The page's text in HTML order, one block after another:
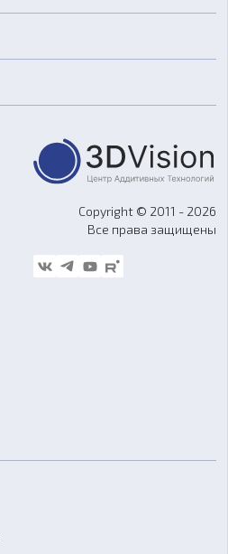
вакуумного литья
Copyright © 2011 - 2026
Все права защищены